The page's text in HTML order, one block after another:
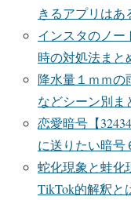
きるアプリはあ
インスタのノー
時の対処法まと
降水量１ｍｍの
などシーン別ま
恋愛暗号【
に送りたい暗号
蛇化現象と蛙化
TikTok的解釈と